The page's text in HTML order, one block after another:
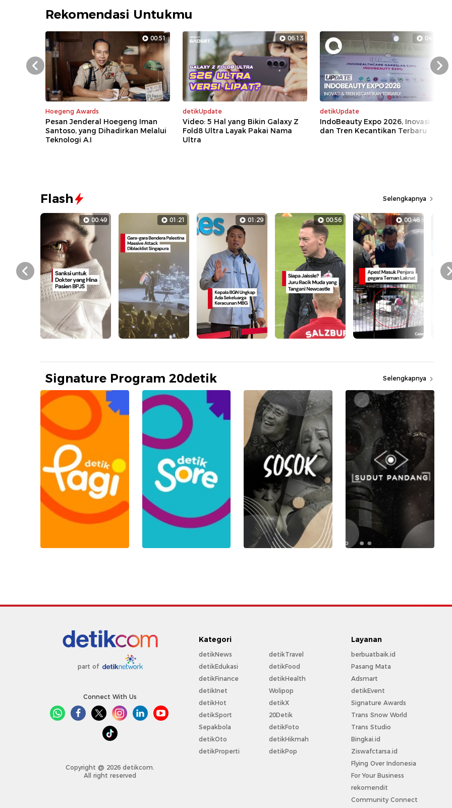
Rekomendasi Untukmu
00:51
Hoegeng Awards
Pesan Jenderal Hoegeng Iman
Santoso, yang Dihadirkan Melalui
Teknologi A.I
06:13
detikUpdate
Video: 5 Hal yang Bikin Galaxy Z
Fold8 Ultra Layak Pakai Nama
Ultra
04:52
detikUpdate
IndoBeauty Expo 2026, Inovasi
dan Tren Kecantikan Terbaru
Prev Next
Flash Selengkapnya
00:49 01:21 01:29 00:56 00:46
Prev
Signature Program 20detik Selengkapnya
part of
Connect With Us
Copyright @ 2026 detikcom.
All right reserved
Kategori
detikNews
detikEdukasi
detikFinance
detikInet
detikHot
detikSport
Sepakbola
detikOto
detikProperti
detikTravel
detikFood
detikHealth
Wolipop
detikX
20Detik
detikFoto
detikHikmah
detikPop
Layanan
berbuatbaik.id
Pasang Mata
Adsmart
detikEvent
Signature Awards
Trans Snow World
Trans Studio
Bingkai.id
Ziswafctarsa.id
Flying Over Indonesia
For Your Business
rekomendit
Community Connect